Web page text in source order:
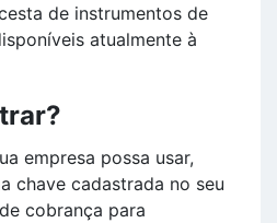
de instrumentos de
atualmente à
empresa possa usar,
chave cadastrada no seu
cobrança para